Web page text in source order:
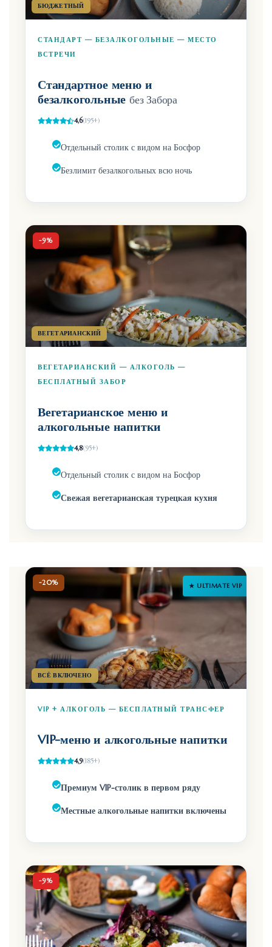
БЮДЖЕТНЫЙ
СТАНДАРТ — БЕЗАЛКОГОЛЬНЫЕ — МЕСТО
ВСТРЕЧИ
Стандартное меню и
безалкогольные без Забора
4,6(195+)
Отдельный столик с видом на Босфор
Безлимит безалкогольных всю ночь
ВЕГЕТАРИАНСКИЙ
-9%
ВЕГЕТАРИАНСКИЙ — АЛКОГОЛЬ —
БЕСПЛАТНЫЙ ЗАБОР
Вегетарианское меню и
алкогольные напитки
4,8(95+)
Отдельный столик с видом на Босфор
Свежая вегетарианская турецкая кухня
★ ULTIMATE VIP
ВСЁ ВКЛЮЧЕНО
-20%
VIP + АЛКОГОЛЬ — БЕСПЛАТНЫЙ ТРАНСФЕР
VIP-меню и алкогольные напитки
4,9(185+)
Премиум VIP-столик в первом ряду
Местные алкогольные напитки включены
-9%